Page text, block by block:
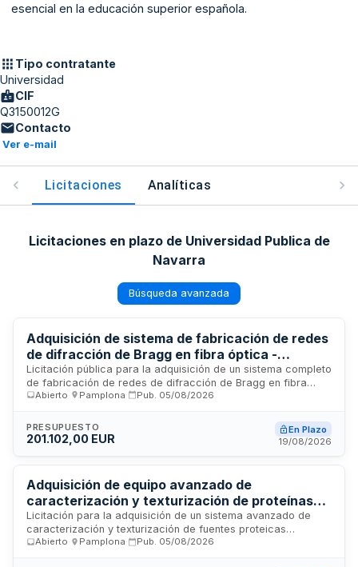
esencial en la educación superior española.
Tipo contratante
Universidad
CIF
Q3150012G
Contacto
Ver e-mail
Licitaciones Analíticas
Licitaciones en plazo de Universidad Publica de
Navarra
Búsqueda avanzada
Adquisición de sistema de fabricación de redes
de difracción de Bragg en fibra óptica -
Universidad Pública de Navarra
Licitación pública para la adquisición de un sistema completo
de fabricación de redes de difracción de Bragg en fibra
óptica. La Universidad Pública de Navarra, a través de su
especializado destinado a labores de investigación,
desarrollo tecnológico y docencia en el ámbito de la
permitirá la fabricación de componentes ópticos avanzados
para aplicaciones en telecomunicaciones, sensorística de
fibra óptica y tecnologías relacionadas.
Abierto Pamplona Pub. 05/08/2026
PRESUPUESTO
201.102,00 EUR
En Plazo
19/08/2026
Adquisición de equipo avanzado de
caracterización y texturización de proteínas
alternativas para investigación universitaria en
la Universidad Pública de Navarra
Licitación para la adquisición de un sistema avanzado de
caracterización y texturización de fuentes proteicas
alternativas denominado EXTRUPROT. El equipo se destinará
Abierto Pamplona Pub. 05/08/2026